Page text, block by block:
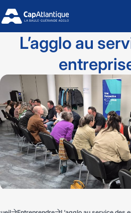
L’agglo au